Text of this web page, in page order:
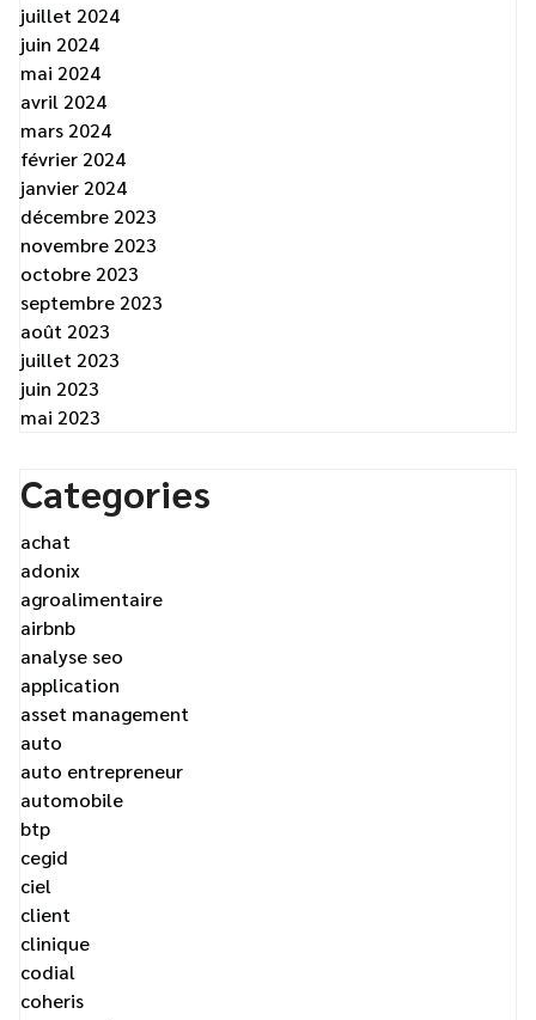
juillet 2024
juin 2024
mai 2024
avril 2024
mars 2024
février 2024
janvier 2024
décembre 2023
novembre 2023
octobre 2023
septembre 2023
août 2023
juillet 2023
juin 2023
mai 2023
Categories
achat
adonix
agroalimentaire
airbnb
analyse seo
application
asset management
auto
auto entrepreneur
automobile
btp
cegid
ciel
client
clinique
codial
coheris